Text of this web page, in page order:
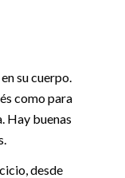
su cuerpo.
como para
Hay buenas
desde